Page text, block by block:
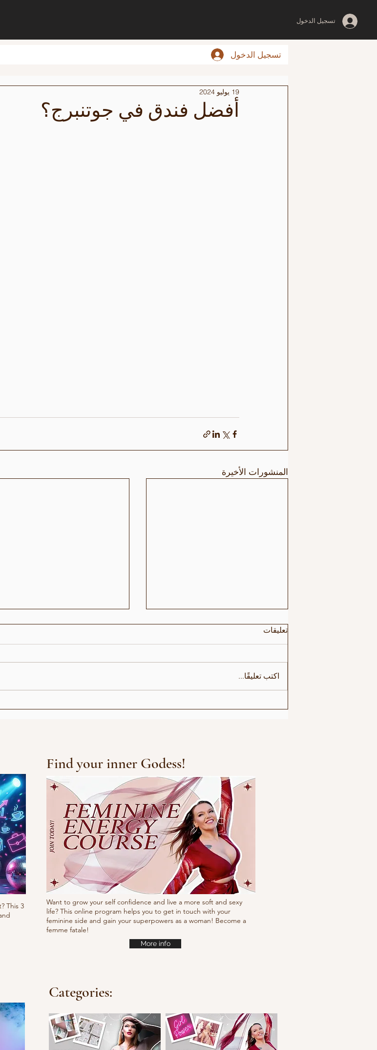
تسجيل الدخول
تسجيل الدخول
أفضل فندق في جوتنبرج؟
19 يوليو 2024
المنشورات الأخيرة
أجواء عرض برايد
العرض الافتتاحي مع Pangina
تعليقات
اكتب تعليقًا...
This 3
Find your inner Godess!
Want to grow your self confidence and live a more soft and sexy
life? This online program helps you to get in touch with your
feminine side and gain your superpowers as a woman! Become a
femme fatale!
More info
Categories: